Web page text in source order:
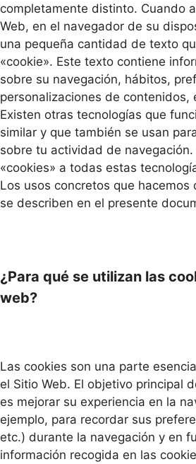
completamente distinto. Cuando
Web, en el navegador de su
una pequeña cantidad de texto
«cookie». Este texto contiene
sobre su navegación, hábitos,
personalizaciones de contenidos,
Existen otras tecnologías que
similar y que también se usan
sobre tu actividad de navegación.
«cookies» a todas estas
Los usos concretos que hacemos
se describen en el presente
¿Para qué se utilizan las
web?
Las cookies son una parte
el Sitio Web. El objetivo principal
es mejorar su experiencia en la
ejemplo, para recordar sus
etc.) durante la navegación y en
información recogida en las